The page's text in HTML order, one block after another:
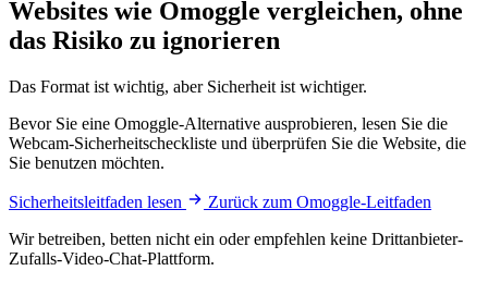
Websites wie Omoggle vergleichen, ohne
das Risiko zu ignorieren
Das Format ist wichtig, aber Sicherheit ist wichtiger.
Bevor Sie eine Omoggle-Alternative ausprobieren, lesen Sie die
Webcam-Sicherheitscheckliste und überprüfen Sie die Website, die
Sie benutzen möchten.
Sicherheitsleitfaden lesen
Zurück zum Omoggle-Leitfaden
Wir betreiben, betten nicht ein oder empfehlen keine Drittanbieter-
Zufalls-Video-Chat-Plattform.